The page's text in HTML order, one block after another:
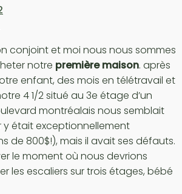
conjoint et moi nous nous sommes
notre première maison. après
enfant, des mois en télétravail et
4 1/2 situé au 3e étage d’un
montréalais nous semblait
y était exceptionnellement
de 800$!), mais il avait ses défauts.
le moment où nous devrions
les escaliers sur trois étages, bébé